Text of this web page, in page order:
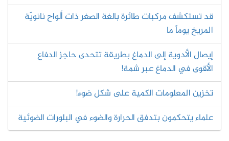
قد تستكشف مركبات طائرة بالغة الصغر ذات ألواح نانويّة
المريخ يوماً ما
إيصال الأدوية إلى الدماغ بطريقة تتحدى حاجز الدفاع
الأقوى في الدماغ عبر شمة!
تخزين المعلومات الكمية على شكل ضوء!
علماء يتحكمون بتدفق الحرارة والضوء في البلورات الضوئية